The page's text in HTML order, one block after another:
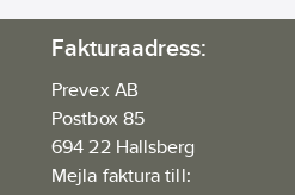
Fakturaadress:
Prevex AB
Postbox 85
694 22 Hallsberg
Mejla faktura till: